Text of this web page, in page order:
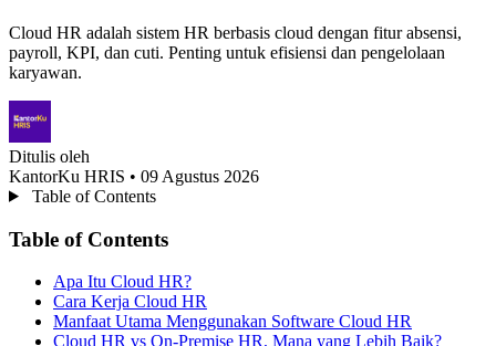
Cloud HR adalah sistem HR berbasis cloud dengan fitur absensi,
payroll, KPI, dan cuti. Penting untuk efisiensi dan pengelolaan
karyawan.
Ditulis oleh
KantorKu HRIS • 09 Agustus 2026
Table of Contents
Table of Contents
Apa Itu Cloud HR?
Cara Kerja Cloud HR
Manfaat Utama Menggunakan Software Cloud HR
Cloud HR vs On-Premise HR, Mana yang Lebih Baik?